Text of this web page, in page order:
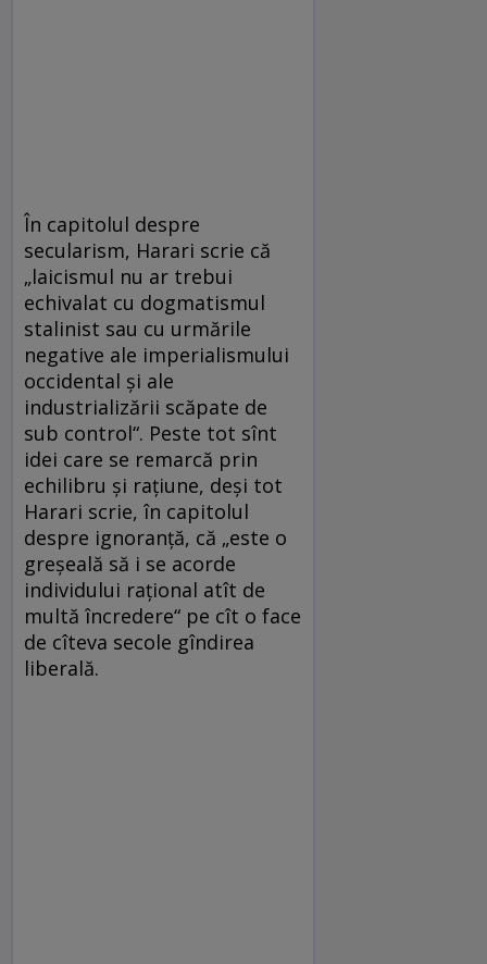
În capitolul despre
secularism, Harari scrie că
„laicismul nu ar trebui
echivalat cu dogmatismul
stalinist sau cu urmările
negative ale imperialismului
occidental și ale
industrializării scăpate de
sub control“. Peste tot sînt
idei care se remarcă prin
echilibru și rațiune, deși tot
Harari scrie, în capitolul
despre ignoranță, că „este o
greșeală să i se acorde
individului rațional atît de
multă încredere“ pe cît o face
de cîteva secole gîndirea
liberală.